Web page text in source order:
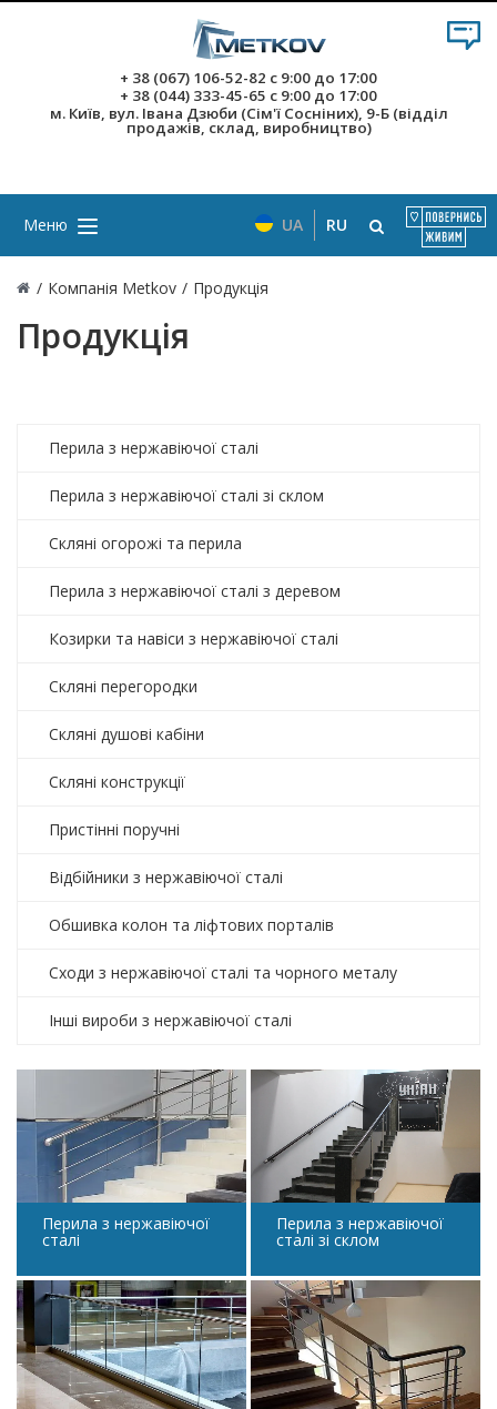
+ 38 (067) 106-52-82 с 9:00 до 17:00
+ 38 (044) 333-45-65 с 9:00 до 17:00
м. Київ, вул. Івана Дзюби (Сім'ї Сосніних), 9-Б (відділ
продажів, склад, виробництво)
Меню UA RU
/ Компанія Metkov / Продукція
Продукція
Перила з нержавіючої сталі
Перила з нержавіючої сталі зі склом
Скляні огорожі та перила
Перила з нержавіючої сталі з деревом
Козирки та навіси з нержавіючої сталі
Скляні перегородки
Скляні душові кабіни
Скляні конструкції
Пристінні поручні
Відбійники з нержавіючої сталі
Обшивка колон та ліфтових порталів
Сходи з нержавіючої сталі та чорного металу
Інші вироби з нержавіючої сталі
Перила з нержавіючої
сталі
Перила з нержавіючої
сталі зі склом